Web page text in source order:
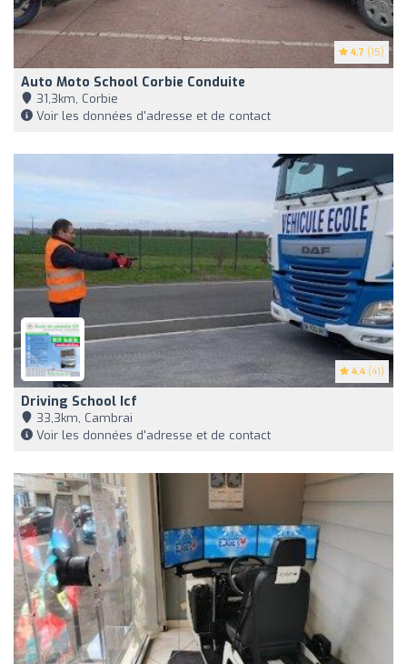
4.7 (15)
Auto Moto School Corbie Conduite
31,3km, Corbie
Voir les données d'adresse et de contact
4.4 (41)
Driving School Icf
33,3km, Cambrai
Voir les données d'adresse et de contact